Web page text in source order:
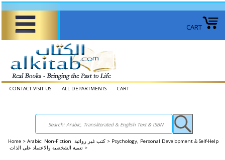
CART
CONTACT-VISIT US ALL DEPARTMENTS CART
Home > Arabic: Non-Fiction كتب غير روائية > Psychology, Personal Development & Self-Help
تنمية الشخصية والاعتماد على الذات >